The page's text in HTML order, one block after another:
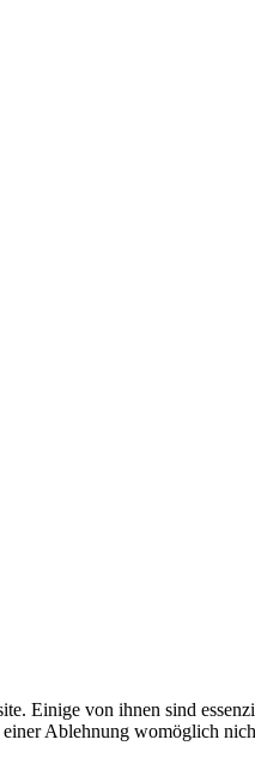
Einige von ihnen sind
Ablehnung womöglich